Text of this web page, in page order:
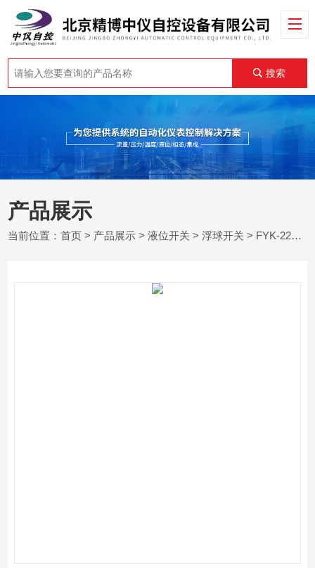
搜索
产品展示
当前位置：首页 > 产品展示 >液位开关 >浮球开关 > FYK-221圆球灯泡电缆浮球液位开关